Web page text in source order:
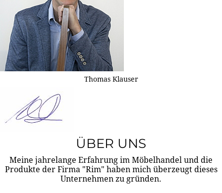
Thomas Klauser
ÜBER UNS
Meine jahrelange Erfahrung im Möbelhandel und die
Produkte der Firma "Rim" haben mich überzeugt dieses
Unternehmen zu gründen.